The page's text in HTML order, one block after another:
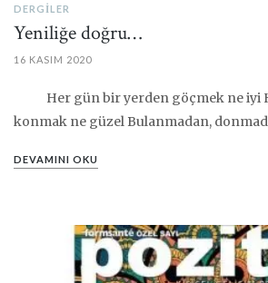
DERGILER
Yeniliğe doğru…
16 KASIM 2020
Her gün bir yerden göçmek ne iyi
konmak ne güzel Bulanmadan,
DEVAMINI OKU